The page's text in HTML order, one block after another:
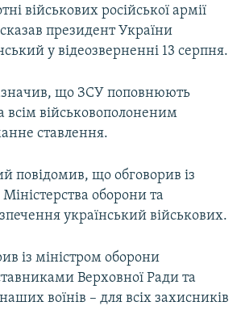
військових російської армії
президент України
у відеозверненні 13 серпня.
що ЗСУ поповнюють
військовополоненим
ставлення.
повідомив, що обговорив із
оборони та
український військових.
із міністром оборони
Верховної Ради та
воїнів – для всіх захисників